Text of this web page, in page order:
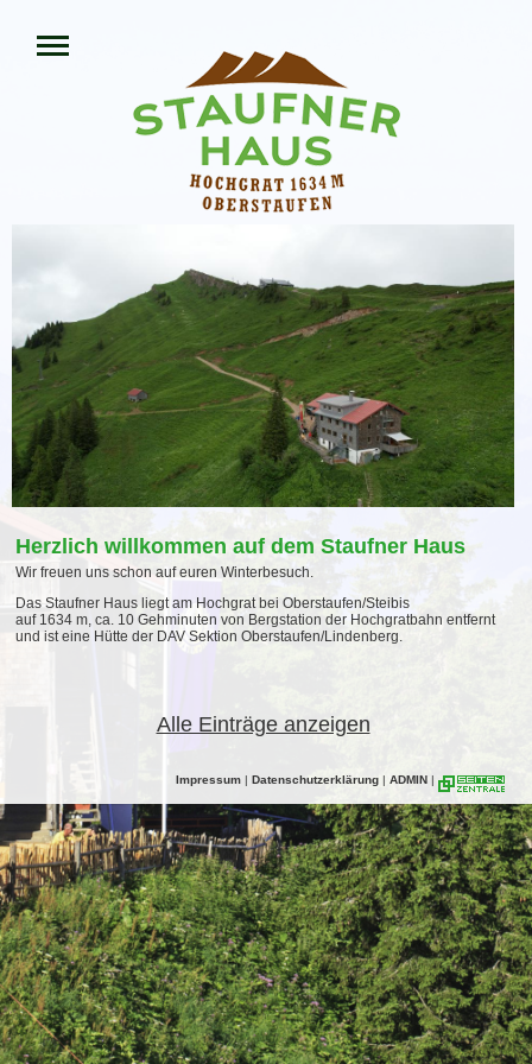
Herzlich willkommen auf dem Staufner Haus
Wir freuen uns schon auf euren Winterbesuch.
Das Staufner Haus liegt am Hochgrat bei Oberstaufen/Steibis
auf 1634 m, ca. 10 Gehminuten von Bergstation der Hochgratbahn entfernt
und ist eine Hütte der DAV Sektion Oberstaufen/Lindenberg.
Alle Einträge anzeigen
Impressum | Datenschutzerklärung | ADMIN |